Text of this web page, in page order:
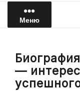
Меню
—